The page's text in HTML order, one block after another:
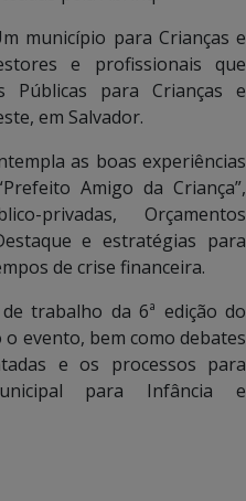
município para Crianças e
e profissionais que
para Crianças e
em Salvador.
as boas experiências
Amigo da Criança”,
privadas, Orçamentos
e estratégias para
de crise financeira.
trabalho da 6ª edição do
evento, bem como debates
e os processos para
para Infância e